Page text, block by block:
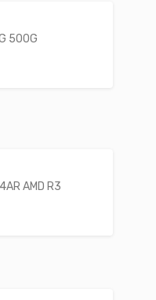
500G
AMD R3